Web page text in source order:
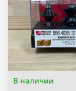
В наличии